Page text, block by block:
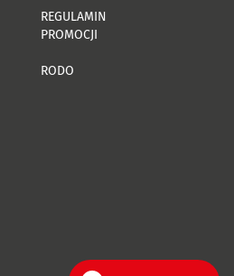
REGULAMIN
PROMOCJI
RODO